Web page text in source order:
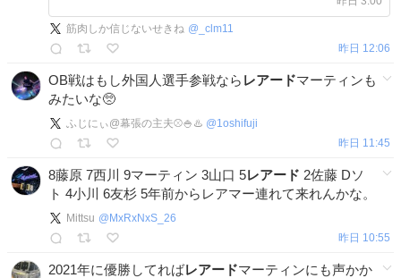
チケットオンラインにて販売します。
▼marines.co.jp/event/2026/spe…
筋肉しか信じないせきね @ _clm11
昨日 12:06
OB戦はもし外国人選手参戦なら レアードマーティンも
みたいな🥺
ふじにぃ@幕張の主夫⚾️🍚♨️ @1oshifuji
昨日 11:45
8藤原 7西川 9マーティン 3山口 5レアード 2佐藤 Dソ
ト 4小川 6友杉 5年前からレアマー連れて来れんかな。
Mittsu @ MxRxNxS_26
昨日 10:55
2021年に優勝してればレアードマーティンにも声かか